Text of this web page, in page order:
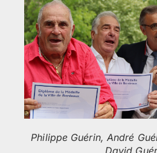
Philippe Guérin, André